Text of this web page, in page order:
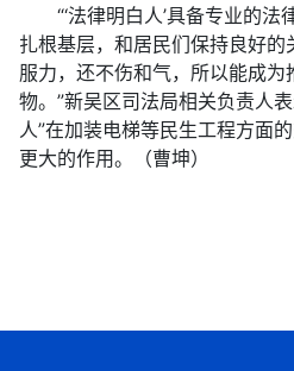
“‘法律明白人’具备专业的法
扎根基层，和居民们保持良好
服力，还不伤和气，所以能成为
物。”新吴区司法局相关负责人
人”在加装电梯等民生工程方面
更大的作用。（曹坤）